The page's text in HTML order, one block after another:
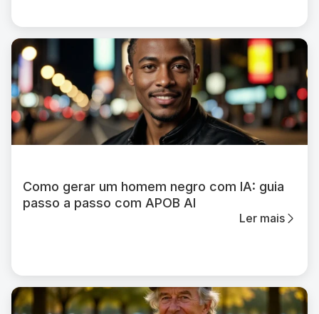
Como gerar um homem negro com IA: guia
passo a passo com APOB AI
Ler mais